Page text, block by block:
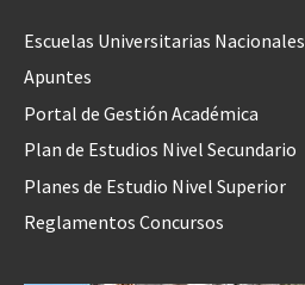
Escuelas Universitarias Nacionales
Apuntes
Portal de Gestión Académica
Plan de Estudios Nivel Secundario
Planes de Estudio Nivel Superior
Reglamentos Concursos